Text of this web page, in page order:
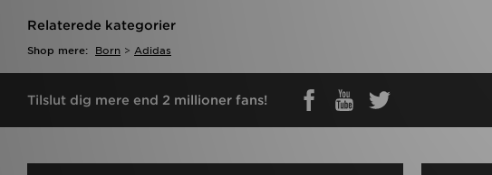
Relaterede kategorier
Shop mere: Born > Adidas
Tilslut dig mere end 2 millioner fans!